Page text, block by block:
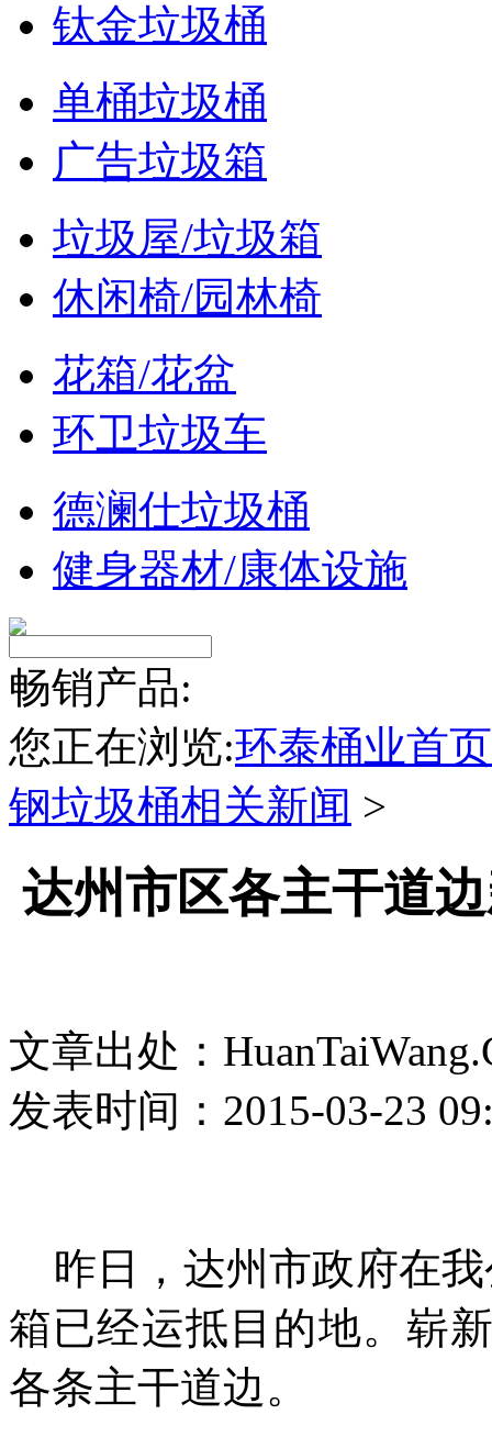
钛金垃圾桶
单桶垃圾桶
广告垃圾箱
垃圾屋/垃圾箱
休闲椅/园林椅
花箱/花盆
环卫垃圾车
德澜仕垃圾桶
健身器材/康体设施
畅销产品:
您正在浏览:环泰桶业首页
钢垃圾桶相关新闻 >
达州市区各主干道
文章出处：
发表时间：2015-03-23
昨日，达州市政府在我
箱已经运抵目的地。崭
各条主干道边。